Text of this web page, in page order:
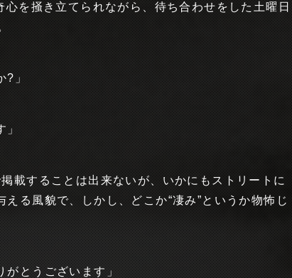
を掻き立てられながら、待ち合わせをした土曜日
?」
」
載することは出来ないが、いかにもストリートに
る風貌で、しかし、どこか“凄み”というか物怖じ
とうございます」